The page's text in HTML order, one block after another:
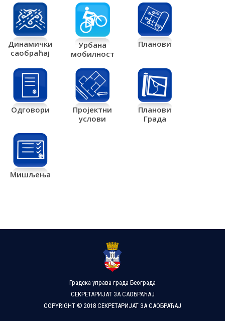
Динамички
саобраћај
Урбана
мобилност
Планови
Одговори
Пројектни
услови
Планови
Града
Мишљења
Градска управа града Београда
СЕКРЕТАРИЈАТ ЗА САОБРАЋАЈ
COPYRIGHT © 2018 СЕКРЕТАРИЈАТ ЗА САОБРАЋАЈ